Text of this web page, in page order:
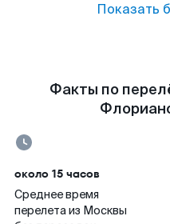
Показать
Факты по
около 15 часов
Среднее время
перелета из Москвы